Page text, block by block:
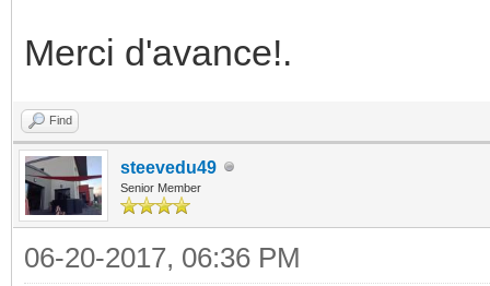
Merci d'avance!.
Find
steevedu49
Senior Member
06-20-2017, 06:36 PM